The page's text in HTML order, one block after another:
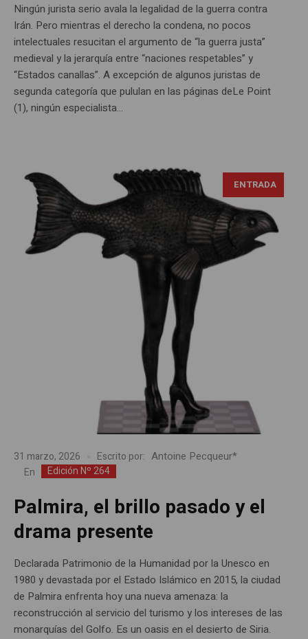
Ningún jurista serio avala la legalidad de la guerra contra
Irán. Pero mientras el derecho la condena, no pocos
intelectuales resucitan el argumento de “la guerra justa”
medieval y la jerarquía entre “naciones respetables” y
“Estados canallas”. A excepción de algunos juristas de
segunda categoría que pululan en las páginas deLe Point
(1), ningún especialista...
ENTRADA
31 marzo, 2026 Escrito por: Antoine Pecqueur*
En Edición Nº 264
Palmira, el brillo pasado y el
drama presente
Declarada Patrimonio de la Humanidad por la Unesco en
1980 y devastada por el Estado Islámico en 2015, la ciudad
de Palmira enfrenta hoy una nueva amenaza: la
reconstrucción al servicio del turismo y los intereses de las
monarquías del Golfo. Es un oasis en el desierto de Siria.